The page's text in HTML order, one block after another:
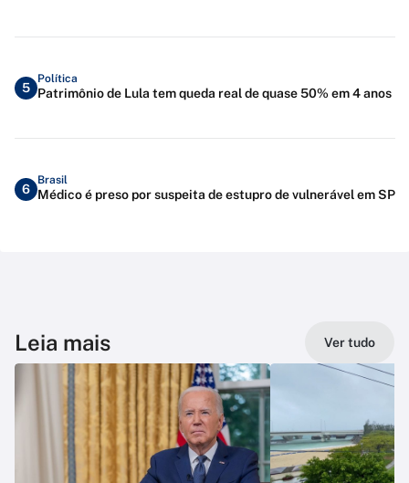
5
Política
Patrimônio de Lula tem queda real de quase 50% em 4 anos
6
Brasil
Médico é preso por suspeita de estupro de vulnerável em SP
Leia mais Ver tudo